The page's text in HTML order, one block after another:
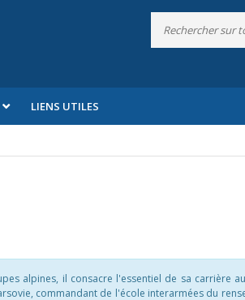
LIENS UTILES
alpines, il consacre l'essentiel de sa carrière
commandant de l'école interarmées du